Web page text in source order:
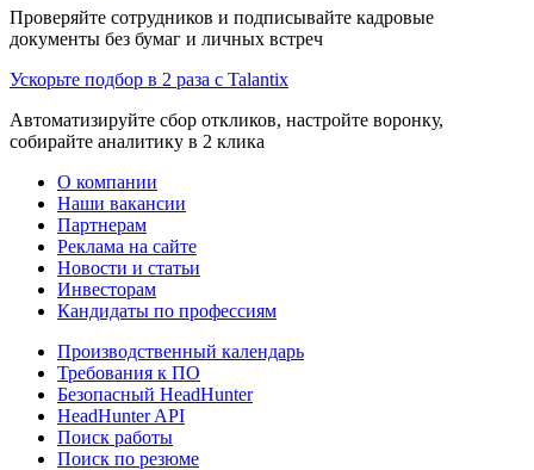
Проверяйте сотрудников и подписывайте кадровые
документы без бумаг и личных встреч
Ускорьте подбор в 2 раза с Talantix
Автоматизируйте сбор откликов, настройте воронку,
собирайте аналитику в 2 клика
О компании
Наши вакансии
Партнерам
Реклама на сайте
Новости и статьи
Инвесторам
Кандидаты по профессиям
Производственный календарь
Требования к ПО
Безопасный HeadHunter
HeadHunter API
Поиск работы
Поиск по резюме